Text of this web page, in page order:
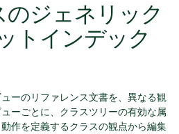
ジェネリック
トインデック
ーのリファレンス文書を、異なる観
ーごとに、クラスツリーの有効な属
作を定義するクラスの観点から編集